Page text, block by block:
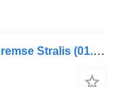
Главный тормозной кран Knorr-Bremse Stralis (01.02-) K000661 SV1491 для тягача IVECO Stralis, Trakker (2002-)